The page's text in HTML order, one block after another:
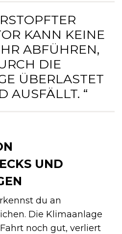
KANN KEINE
ABFÜHREN,
DIE
ÜBERLASTET
AUSFÄLLT. “
UND
du an
Die Klimaanlage
noch gut, verliert